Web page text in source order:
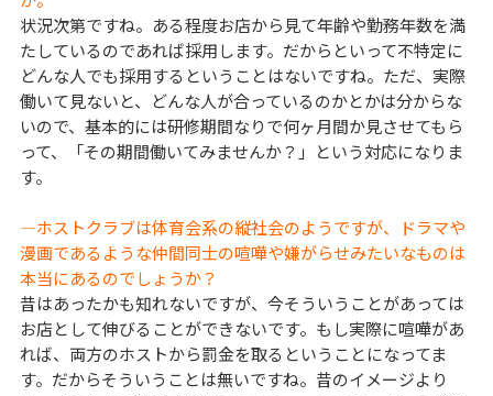
状況次第ですね。ある程度お店から見て年齢や勤務年数を満
たしているのであれば採用します。だからといって不特定に
どんな人でも採用するということはないですね。ただ、実際
働いて見ないと、どんな人が合っているのかとかは分からな
いので、基本的には研修期間なりで何ヶ月間か見させてもら
って、「その期間働いてみませんか？」という対応になりま
す。
―ホストクラブは体育会系の縦社会のようですが、ドラマや
漫画であるような仲間同士の喧嘩や嫌がらせみたいなものは
本当にあるのでしょうか？
昔はあったかも知れないですが、今そういうことがあっては
お店として伸びることができないです。もし実際に喧嘩があ
れば、両方のホストから罰金を取るということになってま
す。だからそういうことは無いですね。昔のイメージより